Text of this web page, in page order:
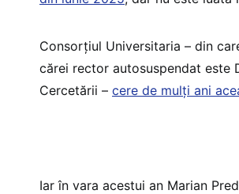
Consorțiul Universitaria – din
cărei rector autosuspendat este
Cercetării – cere de mulți ani
Iar în vara acestui an Marian